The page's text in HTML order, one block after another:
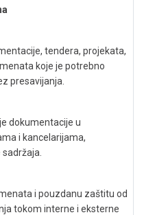
tendera, projekata,
koje je potrebno
presavijanja.
dokumentacije u
i kancelarijama,
i pouzdanu zaštitu od
tokom interne i eksterne